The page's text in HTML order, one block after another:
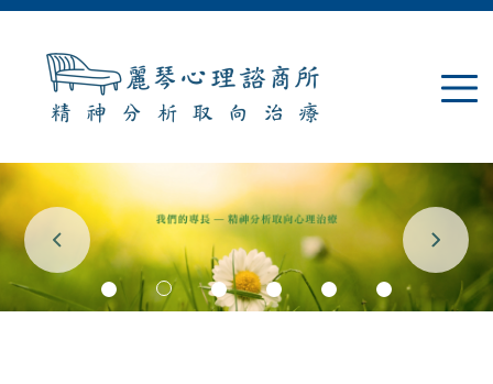
Jump to navigation